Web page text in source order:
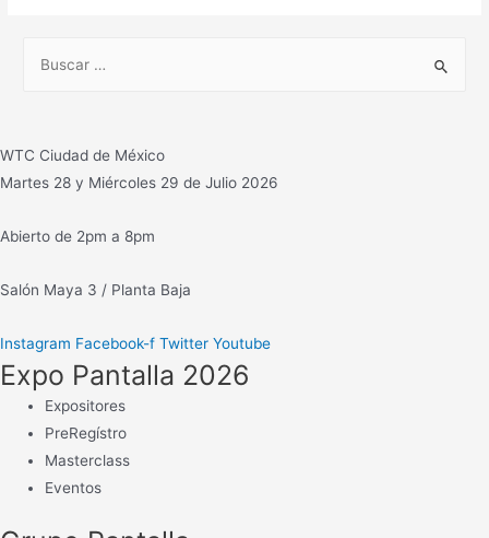
Robóticas
WTC Ciudad de México
Martes 28 y Miércoles 29 de Julio 2026
Abierto de 2pm a 8pm
Salón Maya 3 / Planta Baja
Instagram Facebook-f Twitter Youtube
Expo Pantalla 2026
Expositores
PreRegístro
Masterclass
Eventos